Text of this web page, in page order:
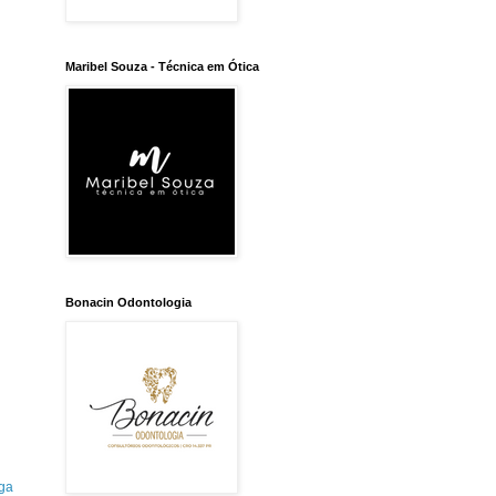
Maribel Souza - Técnica em Ótica
Bonacin Odontologia